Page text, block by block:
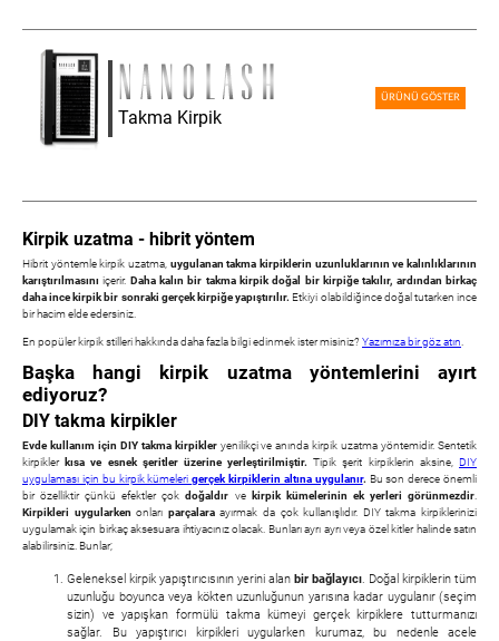
Takma Kirpik
ÜRÜNÜ GÖSTER
Kirpik uzatma - hibrit yöntem
Hibrit yöntemle kirpik uzatma, uygulanan takma kirpiklerin uzunluklarının ve kalınlıklarının
karıştırılmasını içerir. Daha kalın bir takma kirpik doğal bir kirpiğe takılır, ardından birkaç
daha ince kirpik bir sonraki gerçek kirpiğe yapıştırılır. Etkiyi olabildiğince doğal tutarken ince
bir hacim elde edersiniz.
En popüler kirpik stilleri hakkında daha fazla bilgi edinmek ister misiniz? Yazımıza bir göz atın
Başka hangi kirpik uzatma yöntemlerini ayırt
ediyoruz?
DIY takma kirpikler
Evde kullanım için DIY takma kirpikleryenilikçi ve anında kirpik uzatma yöntemidir. Sentetik
kirpikler kısa ve esnek şeritler üzerine yerleştirilmiştir. Tipik şerit kirpiklerin aksine,DIY
uygulaması için bu kirpik kümelerigerçek kirpiklerin altına uygulanır. Bu son derece önemli
bir özelliktir çünkü efektler çokdoğaldır ve kirpik kümelerinin ek yerleri görünmezdir
Kirpikleri uygularken onları parçalaraayırmak da çok kullanışlıdır. DIY takma kirpiklerinizi
uygulamak için birkaç aksesuara ihtiyacınız olacak. Bunları ayrı ayrı veya özel kitler halinde satın
alabilirsiniz. Bunlar;
Geleneksel kirpik yapıştırıcısının yerini alan bir bağlayıcı. Doğal kirpiklerin tüm
uzunluğu boyunca veya kökten uzunluğunun yarısına kadar uygulanır (seçim
sizin) ve yapışkan formülü takma kümeyi gerçek kirpiklere tutturmanızı
sağlar. Bu yapıştırıcı kirpikleri uygularken kurumaz, bu nedenle acele